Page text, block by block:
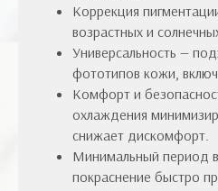
Коррекция
возрастных и
Универсальность —
фототипов кожи,
Комфорт и
охлаждения
снижает дискомфорт.
Минимальный период
покраснение быстро